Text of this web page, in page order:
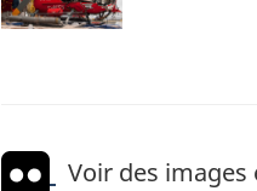
Voir des